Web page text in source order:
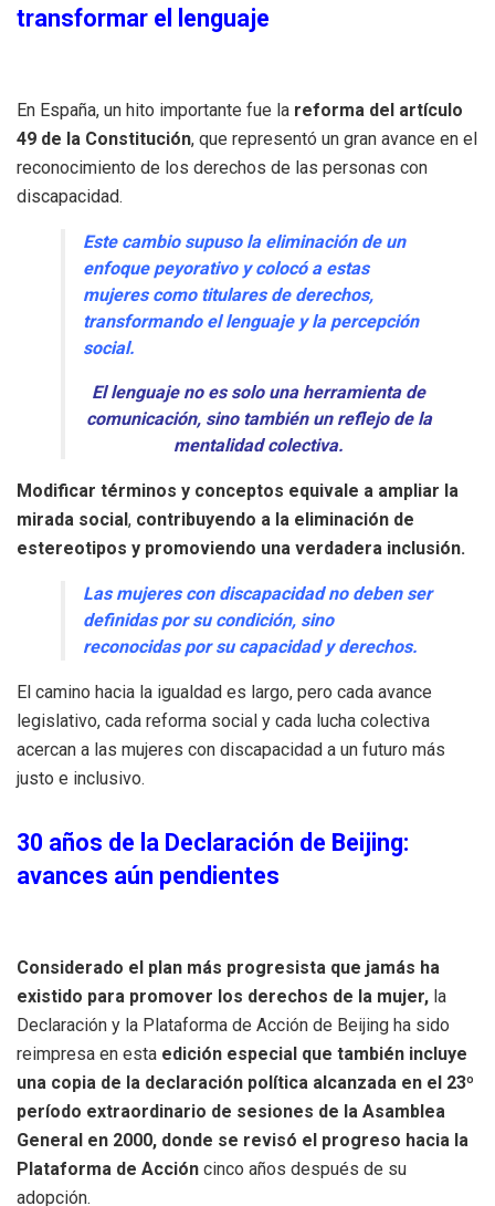
transformar el lenguaje
En España, un hito importante fue la reforma del artículo
49 de la Constitución, que representó un gran avance en el
reconocimiento de los derechos de las personas con
discapacidad.
Este cambio supuso la eliminación de un
enfoque peyorativo y colocó a estas
mujeres como titulares de derechos,
transformando el lenguaje y la percepción
social.
El lenguaje no es solo una herramienta de
comunicación, sino también un reflejo de la
mentalidad colectiva.
Modificar términos y conceptos equivale a ampliar la
mirada social, contribuyendo a la eliminación de
estereotipos y promoviendo una verdadera inclusión.
Las mujeres con discapacidad no deben ser
definidas por su condición, sino
reconocidas por su capacidad y derechos.
El camino hacia la igualdad es largo, pero cada avance
legislativo, cada reforma social y cada lucha colectiva
acercan a las mujeres con discapacidad a un futuro más
justo e inclusivo.
30 años de la Declaración de Beijing:
avances aún pendientes
Considerado el plan más progresista que jamás ha
existido para promover los derechos de la mujer, la
Declaración y la Plataforma de Acción de Beijing ha sido
reimpresa en esta edición especial que también incluye
una copia de la declaración política alcanzada en el 23º
período extraordinario de sesiones de la Asamblea
General en 2000, donde se revisó el progreso hacia la
Plataforma de Acción cinco años después de su
adopción.